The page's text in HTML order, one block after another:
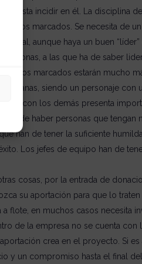
gusta incidir en él. La disciplina
marcados. Se necesita de
cual, aunque haya un buen
a las que ha de saber
marcados estarán mucho
siendo un personaje con
con los demás presenta
haber personas que tengan
han de tener la suficiente
Los jefes de equipo han de
cosas, por la entrada de
su aportación para que lo
flote, en muchos casos necesita
de la empresa no se cuenta con
crea en el proyecto. Si es
y un compromiso hasta el final